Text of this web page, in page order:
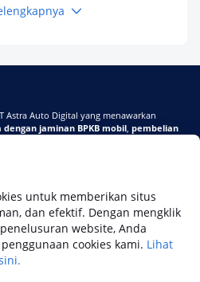
untuk memberikan situs
dan efektif. Dengan mengklik
website, Anda
cookies kami. Lihat
2 Hari, Apakah Langsung
Simak Peraturan
Astra Auto Digital yang menawarkan
jaminan BPKB mobil, pembelian